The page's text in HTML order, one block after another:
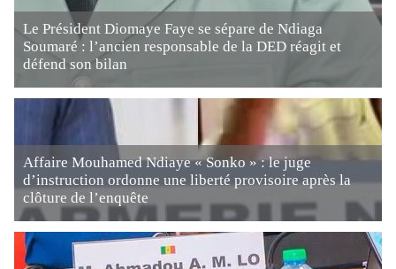
Le Président Diomaye Faye se sépare de Ndiaga
Soumaré : l’ancien responsable de la DED réagit et
défend son bilan
Affaire Mouhamed Ndiaye « Sonko » : le juge
d’instruction ordonne une liberté provisoire après la
clôture de l’enquête